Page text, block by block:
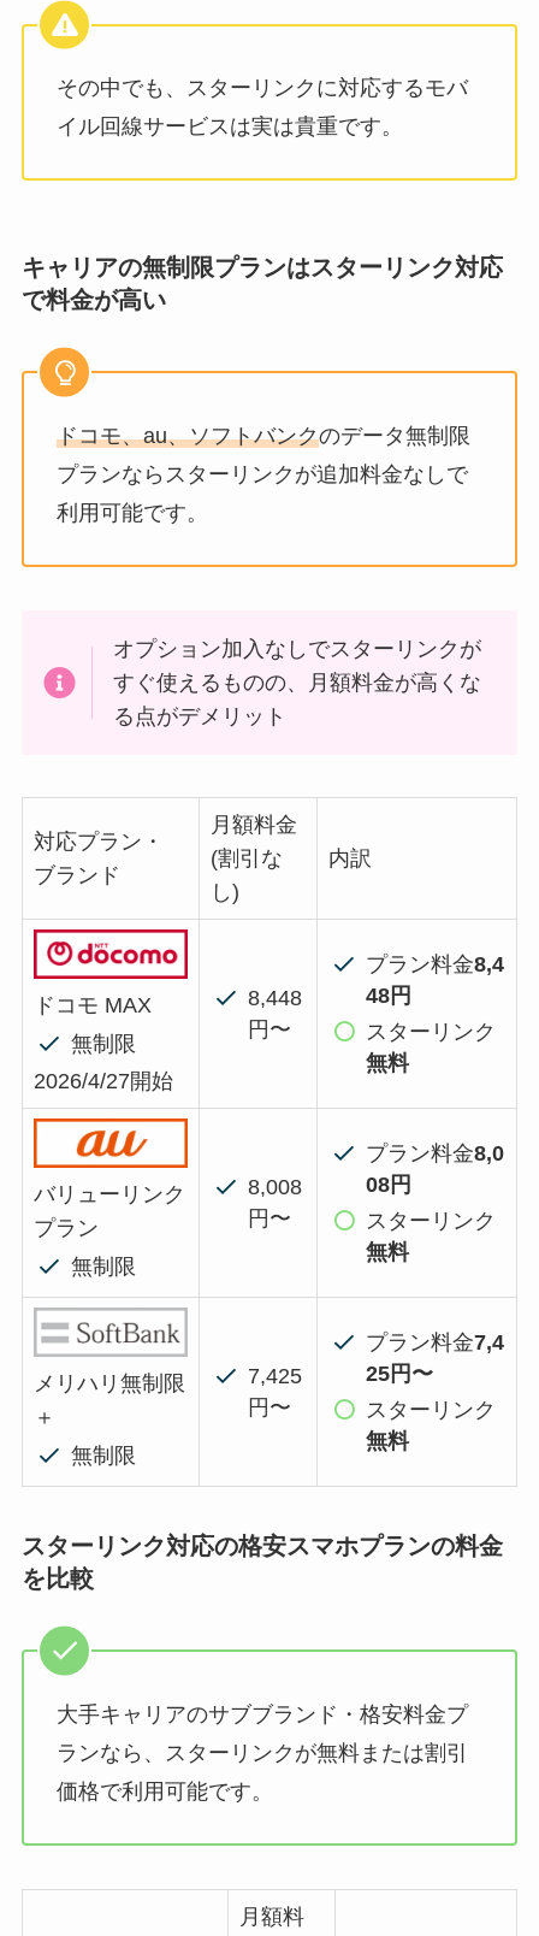
その中でも、スターリンクに対応するモバ
イル回線サービスは実は貴重です。
キャリアの無制限プランはスターリンク対応
で料金が高い
ドコモ、au、ソフトバンクのデータ無制限
プランならスターリンクが追加料金なしで
利用可能です。
オプション加入なしでスターリンクが
すぐ使えるものの、月額料金が高くな
る点がデメリット
対応プラン・
ブランド
月額料金
(割引な
し)
内訳
ドコモ MAX
無制限
2026/4/27開始
8,448
円〜
プラン料金8,4
48円
スターリンク
無料
バリューリンク
プラン
無制限
8,008
円〜
プラン料金8,0
08円
スターリンク
無料
メリハリ無制限
＋
無制限
7,425
円〜
プラン料金7,4
25円〜
スターリンク
無料
スターリンク対応の格安スマホプランの料金
を比較
大手キャリアのサブブランド・格安料金プ
ランなら、スターリンクが無料または割引
価格で利用可能です。
月額料